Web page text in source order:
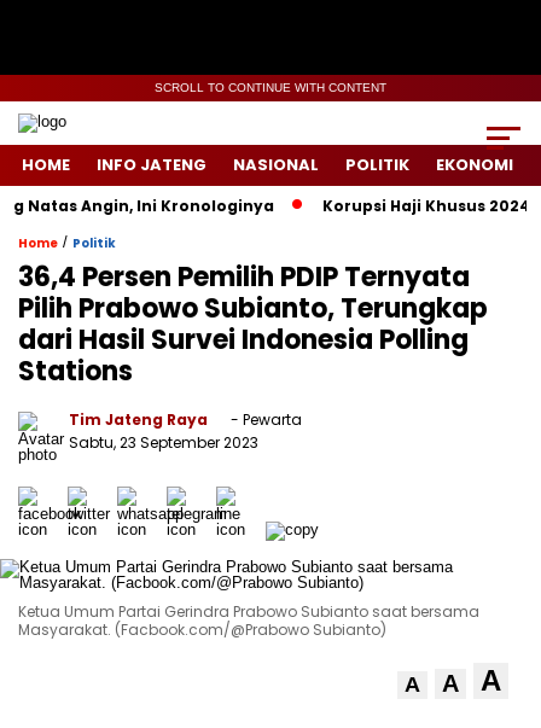
SCROLL TO CONTINUE WITH CONTENT
HOME INFO JATENG NASIONAL POLITIK EKONOMI
Angin, Ini Kronologinya Korupsi Haji Khusus 2024
Home / Politik
36,4 Persen Pemilih PDIP Ternyata
Pilih Prabowo Subianto, Terungkap
dari Hasil Survei Indonesia Polling
Stations
Tim Jateng Raya
- Pewarta
Sabtu, 23 September 2023
Ketua Umum Partai Gerindra Prabowo Subianto saat bersama
Masyarakat. (Facbook.com/@Prabowo Subianto)
A A A